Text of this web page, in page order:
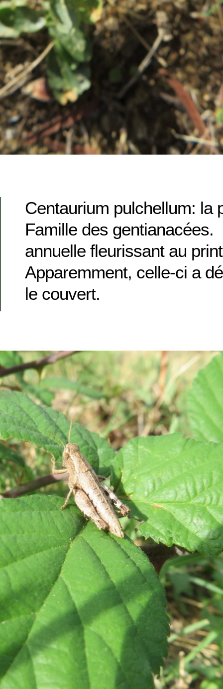
Centaurium pulchellum: la
Famille des gentianacées.
annuelle fleurissant au
Apparemment, celle-ci a
le couvert.